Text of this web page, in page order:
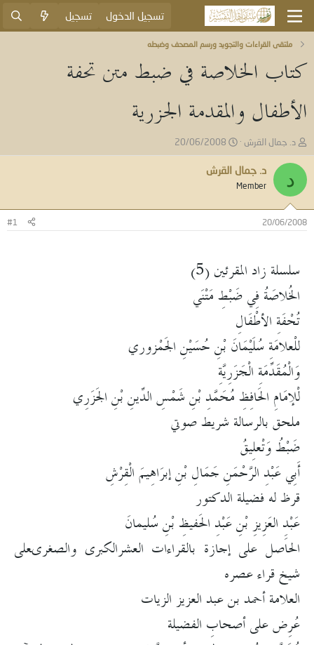
تسجيل الدخول تسجيل
ملتقى القراءات والتجويد ورسم المصحف وضبطه
كتاب الخلاصة في ضبط متن تحفة
الأطفال والمقدمة الجزرية
ب
ا
د
ئ
ل
م
و
د. جمال القرش
ت
ا
ر
ب
20/06/2008
د د. جمال القرش
Member
20/06/2008
#1
سلسلة زاد المقرئين (5)
الخُلاصَةُ فِي ضَبْطِ مَتْنَي
تُحْفَةِ الأطْفَالِ
للْعلامَةِ سُلَيْمَانَ بْنِ حُسَيْنِ الجَمْزوري
وَالْمُقَدِّمَةِ الْجَزَرِيَّةِ
لْلإمَامِ الحَافِظِ مُحَمَّدِ بْنِ شَمْسِ الدِّينِ بْنِ الجَزَرِي
ملحق بالرسالة شريط صوتي
ضَبْطُ وَتْعلِيقُ
أَبِي عَبْدِ الرَّحْمَنِ جَمَالِ بْنِ إبرَاهِيمَ الْقِرْشِ
قرظ له فضيلة الدكتور
عَبْدِِ العَزِيزِ بْنِ عَبْدِ الحَفيظِ بْنِ سُليمانَ
الحاصل على إجازة بالقراءات العشرالكبرى والصغرىعلى
شيخ قراء عصره
العلامة أحمد بن عبد العزيز الزيات
عُرِض على أصحابِ الفضيلة